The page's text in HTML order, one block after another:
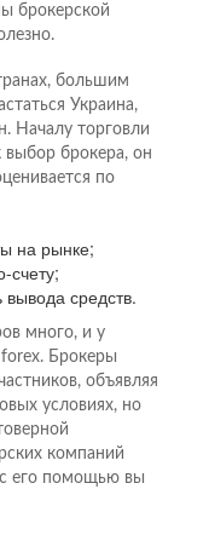
брокерской
большим
Украина,
Началу торговли
выбор брокера, он
по
на рынке;
счету;
средств.
много, и у
Брокеры
объявляя
условиях, но
компаний
его помощью вы